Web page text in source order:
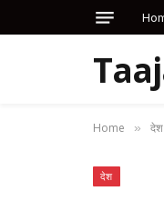
Home » देश
देश